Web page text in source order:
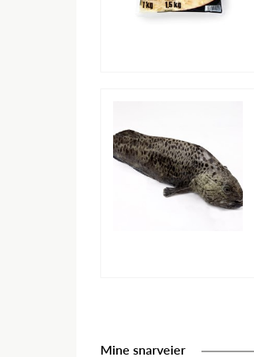
Mine snarveier